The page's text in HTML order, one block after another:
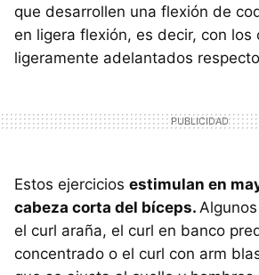
que desarrollen una flexión de
en ligera flexión, es decir, con los
ligeramente adelantados
Estos ejercicios estimulan en
cabeza corta del bíceps.
el curl araña, el curl en banco
concentrado o el curl con arm